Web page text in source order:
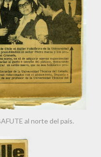
al norte del país.